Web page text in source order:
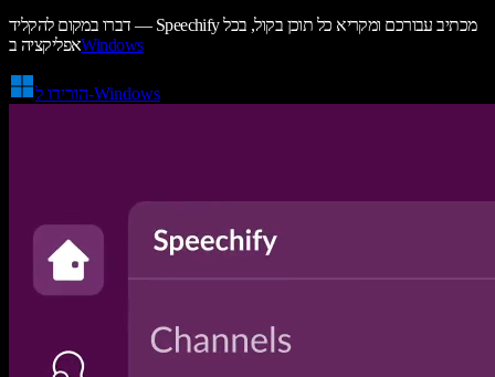
דברו במקום להקליד — Speechify מכתיב עבורכם ומקריא כל תוכן בקול, בכל
אפליקציה בWindows
הורידו ל-Windows